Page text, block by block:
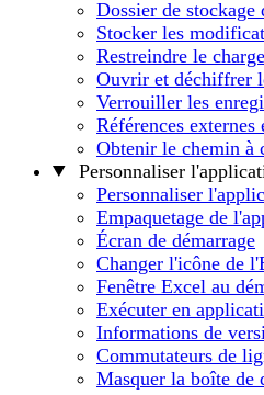
Dossier de stockage
Stocker les
Restreindre le
Ouvrir et déchiffrer
Verrouiller les
Références
Obtenir le chemin à
Personnaliser
Personnaliser
Empaquetage de
Écran de démarrage
Changer l'icône de
Fenêtre Excel au
Exécuter en
Informations de
Commutateurs de
Masquer la boîte de